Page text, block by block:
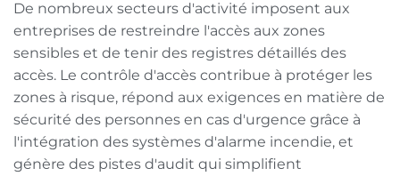
De nombreux secteurs d'activité imposent aux
entreprises de restreindre l'accès aux zones
sensibles et de tenir des registres détaillés des
accès. Le contrôle d'accès contribue à protéger les
zones à risque, répond aux exigences en matière de
sécurité des personnes en cas d'urgence grâce à
l'intégration des systèmes d'alarme incendie, et
génère des pistes d'audit qui simplifient